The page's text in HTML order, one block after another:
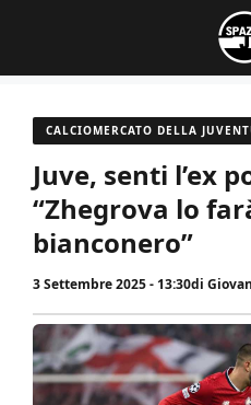
contenuto
CALCIOMERCATO DELLA
Juve, senti l’ex
“Zhegrova lo
bianconero”
3 Settembre 2025 - 13:30di